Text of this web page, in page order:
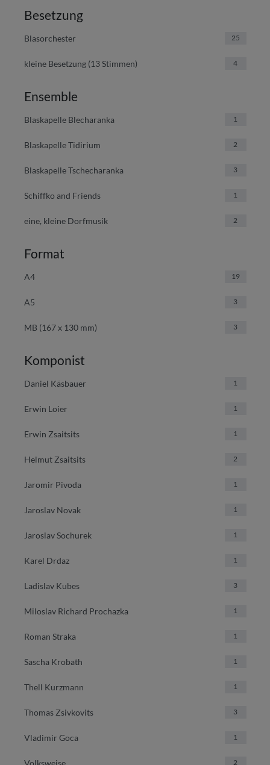
Besetzung
Blasorchester 25
kleine Besetzung (13 Stimmen) 4
Ensemble
Blaskapelle Blecharanka 1
Blaskapelle Tidirium 2
Blaskapelle Tschecharanka 3
Schiffko and Friends 1
eine, kleine Dorfmusik 2
Format
A4 19
A5 3
MB (167 x 130 mm) 3
Komponist
Daniel Käsbauer 1
Erwin Loier 1
Erwin Zsaitsits 1
Helmut Zsaitsits 2
Jaromir Pivoda 1
Jaroslav Novak 1
Jaroslav Sochurek 1
Karel Drdaz 1
Ladislav Kubes 3
Miloslav Richard Prochazka 1
Roman Straka 1
Sascha Krobath 1
Thell Kurzmann 1
Thomas Zsivkovits 3
Vladimir Goca 1
Volksweise 2